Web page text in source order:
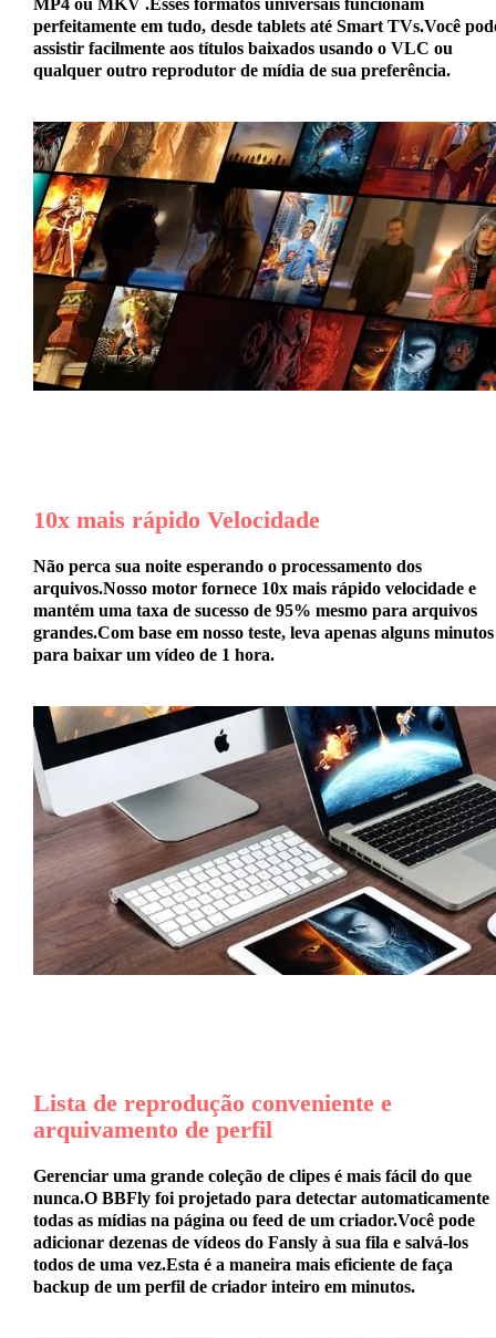
MP4 ou MKV .Esses formatos universais funcionam
perfeitamente em tudo, desde tablets até Smart TVs.Você
assistir facilmente aos títulos baixados usando o VLC ou
qualquer outro reprodutor de mídia de sua preferência.
10x mais rápido Velocidade
Não perca sua noite esperando o processamento dos
arquivos.Nosso motor fornece 10x mais rápido velocidade e
mantém uma taxa de sucesso de 95% mesmo para arquivos
grandes.Com base em nosso teste, leva apenas alguns minutos
para baixar um vídeo de 1 hora.
Lista de reprodução conveniente e
arquivamento de perfil
Gerenciar uma grande coleção de clipes é mais fácil do que
nunca.O BBFly foi projetado para detectar automaticamente
todas as mídias na página ou feed de um criador.Você pode
adicionar dezenas de vídeos do Fansly à sua fila e salvá-los
todos de uma vez.Esta é a maneira mais eficiente de faça
backup de um perfil de criador inteiro em minutos.